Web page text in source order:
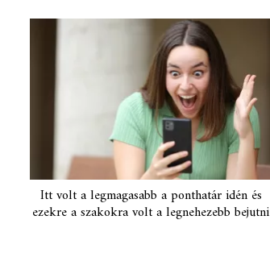
Itt volt a legmagasabb a ponthatár idén és
ezekre a szakokra volt a legnehezebb bejutni